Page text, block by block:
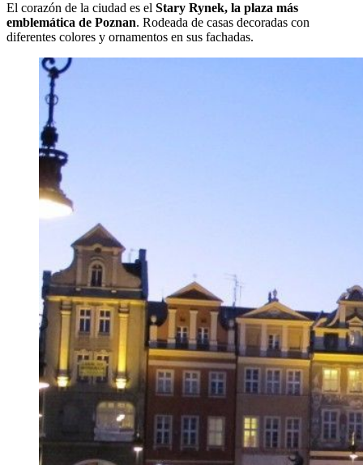
El corazón de la ciudad es el Stary Rynek, la plaza más
emblemática de Poznan. Rodeada de casas decoradas con
diferentes colores y ornamentos en sus fachadas.